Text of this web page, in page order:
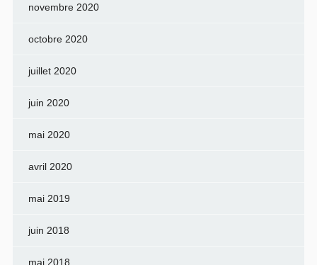
novembre 2020
octobre 2020
juillet 2020
juin 2020
mai 2020
avril 2020
mai 2019
juin 2018
mai 2018